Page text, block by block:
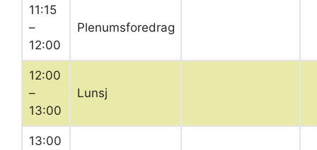
11:15
–
12:00
Plenumsforedrag
12:00
–
13:00
Lunsj
13:00